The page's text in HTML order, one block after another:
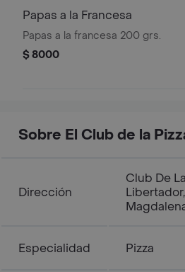
Papas a la Francesa
Papas a la francesa 200 grs.
$ 8000
Sobre El Club de la
Dirección
Club De
Especialidad Pizza